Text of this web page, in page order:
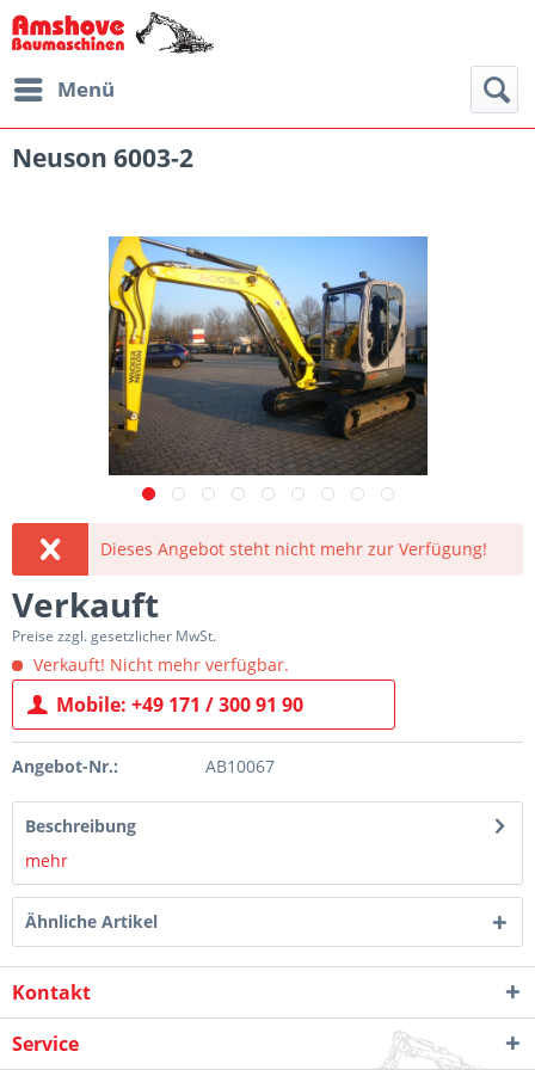
Menü
Neuson 6003-2
Dieses Angebot steht nicht mehr zur Verfügung!
Verkauft
Preise zzgl. gesetzlicher MwSt.
Verkauft! Nicht mehr verfügbar.
Mobile: +49 171 / 300 91 90
Angebot-Nr.: AB10067
Beschreibung
mehr
Ähnliche Artikel
Kontakt
Service